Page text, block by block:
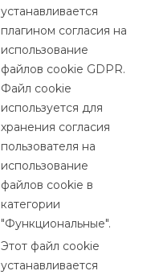
устанавливается
плагином согласия на
использование
файлов cookie GDPR.
Файл cookie
используется для
хранения согласия
пользователя на
использование
файлов cookie в
категории
"Функциональные".
Этот файл cookie
устанавливается